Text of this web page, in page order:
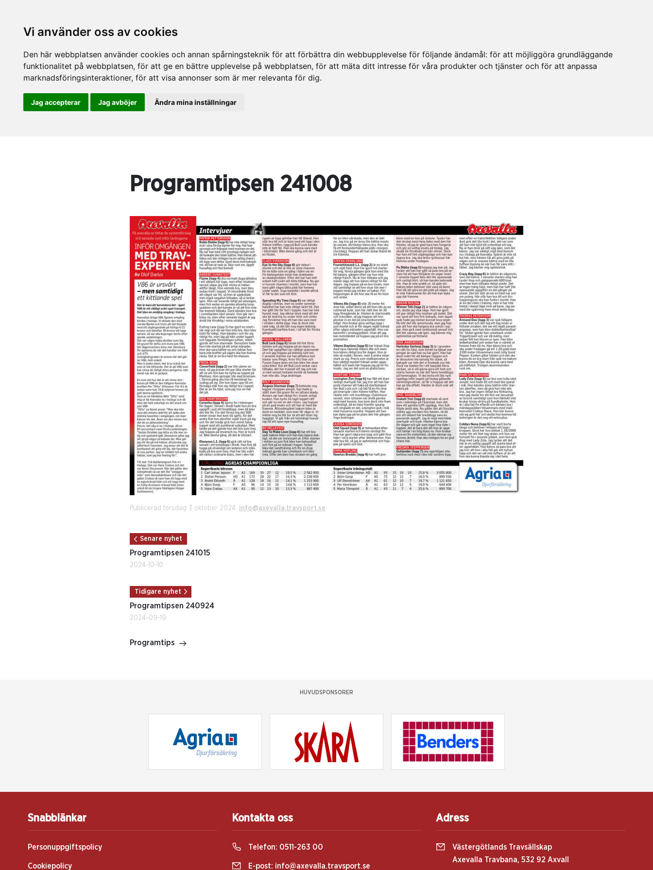
Vi använder oss av cookies
Den här webbplatsen använder cookies och annan spårningsteknik för att förbättra din webbupplevelse för följande ändamål: för att möjliggöra grundläggande
funktionalitet på webbplatsen, för att ge en bättre upplevelse på webbplatsen, för att mäta ditt intresse för våra produkter och tjänster och för att anpassa
marknadsföringsinteraktioner, för att visa annonser som är mer relevanta för dig.
Jag accepterar Jag avböjer Ändra mina inställningar
Programtipsen 241008
Publicerad torsdag 3 oktober 2024. info@axevalla.travsport.se
Senare nyhet
Programtipsen 241015
2024-10-10
Tidigare nyhet
Programtipsen 240924
2024-09-19
Programtips
HUVUDSPONSORER
Snabblänkar
Personuppgiftspolicy
Cookiepolicy
Kontakta oss
Telefon: 0511-263 00
E-post: info@axevalla.travsport.se
Adress
Västergötlands Travsällskap
Axevalla Travbana, 532 92 Axvall